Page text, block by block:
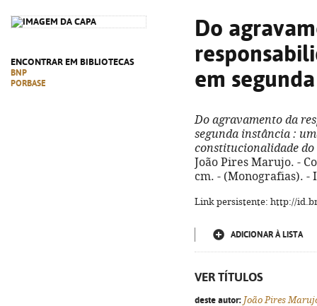
ENCONTRAR EM BIBLIOTECAS
BNP
PORBASE
Do
em
Do agravamento da
segunda instância :
constitucionalidade do
João Pires Marujo. -
cm. - (Monografias). -
Link persistente: http://
ADICIONAR À LISTA
VER TÍTULOS
deste autor: João Pires